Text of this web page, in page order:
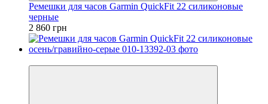
Ремешки для часов Garmin QuickFit 22 силиконовые
черные
2 860 грн